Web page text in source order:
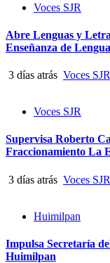
Voces SJR
Abre Lenguas y
Enseñanza de
3 días atrás Voces SJR
Voces SJR
Supervisa Roberto
Fraccionamiento La
3 días atrás Voces SJR
Huimilpan
Impulsa Secretaría
Huimilpan